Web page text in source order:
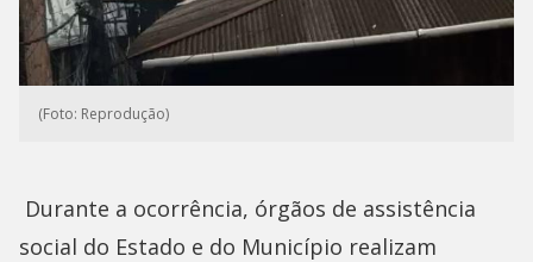
(Foto: Reprodução)
Durante a ocorrência, órgãos de assistência
social do Estado e do Município realizam